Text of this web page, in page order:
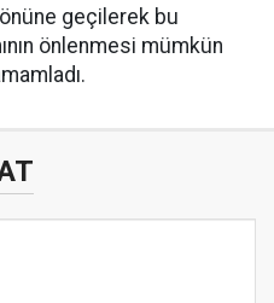
önüne geçilerek bu
önlenmesi mümkün